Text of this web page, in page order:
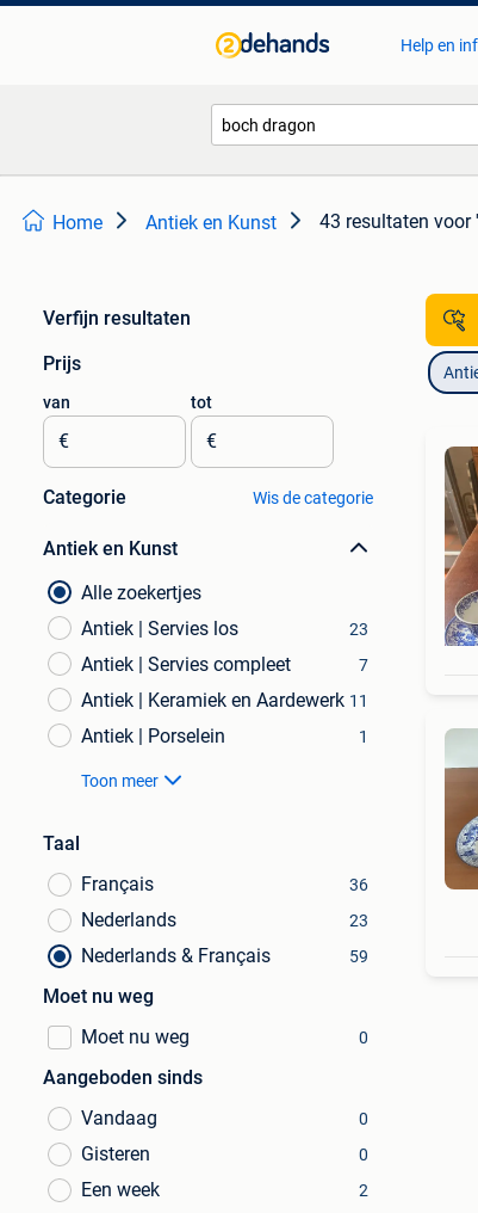
Help en
Home Antiek en Kunst 43 resultaten voor
Verfijn resultaten
Prijs
van
€
tot
€
Categorie Wis de categorie
Antiek en Kunst
Alle zoekertjes
Antiek | Servies los
23
Antiek | Servies compleet 7
Antiek | Keramiek en Aardewerk 11
Antiek | Porselein 1
Toon meer
Taal
Français
36
Nederlands 23
Nederlands & Français 59
Moet nu weg
Moet nu weg
0
Aangeboden sinds
Vandaag
0
Gisteren 0
Een week 2